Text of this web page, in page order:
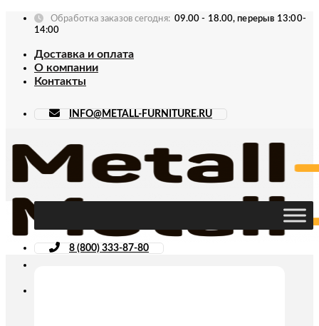
Skip
Обработка заказов сегодня: 09.00 - 18.00, перерыв 13:00-
14:00
Доставка и оплата
О компании
Контакты
INFO@METALL-FURNITURE.RU
8 (800) 333-87-80